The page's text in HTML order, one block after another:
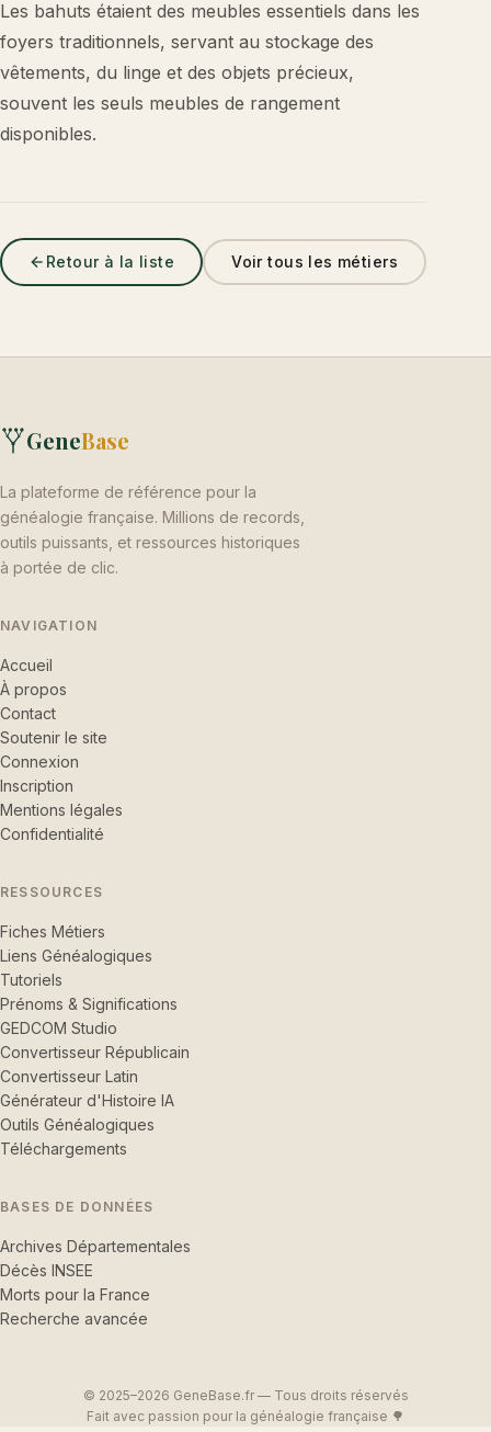
Les bahuts étaient des meubles essentiels dans les
foyers traditionnels, servant au stockage des
vêtements, du linge et des objets précieux,
souvent les seuls meubles de rangement
disponibles.
Retour à la liste Voir tous les métiers
GeneBase
La plateforme de référence pour la
généalogie française. Millions de records,
outils puissants, et ressources historiques
à portée de clic.
NAVIGATION
Accueil
À propos
Contact
Soutenir le site
Connexion
Inscription
Mentions légales
Confidentialité
RESSOURCES
Fiches Métiers
Liens Généalogiques
Tutoriels
Prénoms & Significations
GEDCOM Studio
Convertisseur Républicain
Convertisseur Latin
Générateur d'Histoire IA
Outils Généalogiques
Téléchargements
BASES DE DONNÉES
Archives Départementales
Décès INSEE
Morts pour la France
Recherche avancée
© 2025–2026 GeneBase.fr — Tous droits réservés
Fait avec passion pour la généalogie française 🌳